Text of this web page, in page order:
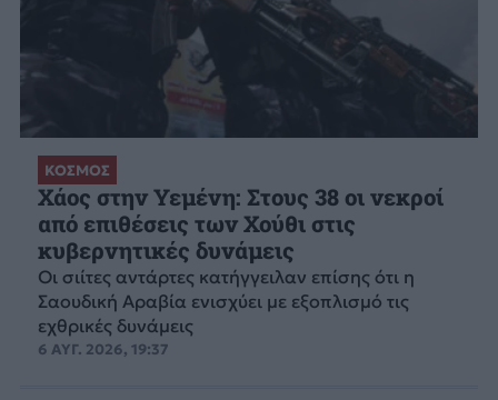
ΚΟΣΜΟΣ
Χάος στην Υεμένη: Στους 38 οι νεκροί
από επιθέσεις των Χούθι στις
κυβερνητικές δυνάμεις
Οι σιίτες αντάρτες κατήγγειλαν επίσης ότι η
Σαουδική Αραβία ενισχύει με εξοπλισμό τις
εχθρικές δυνάμεις
6 ΑΥΓ. 2026, 19:37